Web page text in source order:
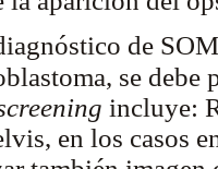
de
se
incluye:
en los casos